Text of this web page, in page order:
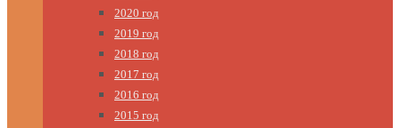
2020 год
2019 год
2018 год
2017 год
2016 год
2015 год